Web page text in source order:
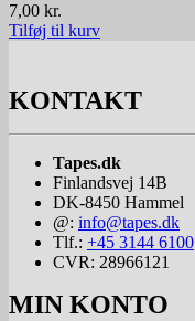
7,00 kr.
Tilføj til kurv
KONTAKT
Tapes.dk
Finlandsvej 14B
DK-8450 Hammel
@: info@tapes.dk
Tlf.: +45 3144 6100
CVR: 28966121
MIN KONTO